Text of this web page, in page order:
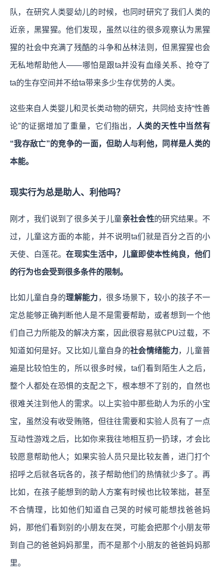
队，在研究人类婴幼儿的时候，也同时研究了我们人类的
近亲，黑猩猩。他们发现，虽然以往的很多观察认为黑猩
猩的社会中充满了残酷的斗争和丛林法则，但黑猩猩也会
无私地帮助他人——哪怕是跟ta并没有血缘关系、抢夺了
ta的生存空间并不给ta带来多少生存优势的人类。
这些来自人类婴儿和灵长类动物的研究，共同给支持“性善
论”的证据增加了重量，它们指出， 人类的天性中当然有
“我存敌亡”的竞争的一面，但助人与利他，同样是人类的
本能。
现实行为总是助人、利他吗？
刚才，我们说到了很多关于儿童亲社会性的研究结果。不
过，儿童这方面的本能，并不说明ta们就是百分之百的小
天使、白莲花。在现实生活中，儿童即使本性纯良，他们
的行为也会受到很多条件的限制。
比如儿童自身的理解能力，很多场景下，较小的孩子不一
定总能够正确判断他人是不是需要帮助，或者想到一个他
们自己力所能及的解决方案，因此很容易就CPU过载，不
知道如何是好。又比如儿童自身的社会情绪能力，儿童普
遍是比较怕生的，所以很多时候，ta们看到陌生人之后，
整个人都处在恐惧的支配之下，根本想不了别的，自然也
很难关注到他人的需求。以上实验中那些助人为乐的小宝
宝，虽然没有收受贿赂，但往往需要和实验人员有了一点
互动性游戏之后，比如你来我往地相互扔一扔球，才会比
较愿意帮助他人；如果实验人员只是比较友善，进门打个
招呼之后就各玩各的，孩子帮助他们的热情就少多了。再
比如，在孩子能想到的助人方案有时候也比较笨拙，甚至
不合情理，比如他们知道自己哭的时候可能想找爸爸妈
妈，那他们看到别的小朋友在哭，可能会把那个小朋友带
到自己的爸爸妈妈那里，而不是那个小朋友的爸爸妈妈那
里。